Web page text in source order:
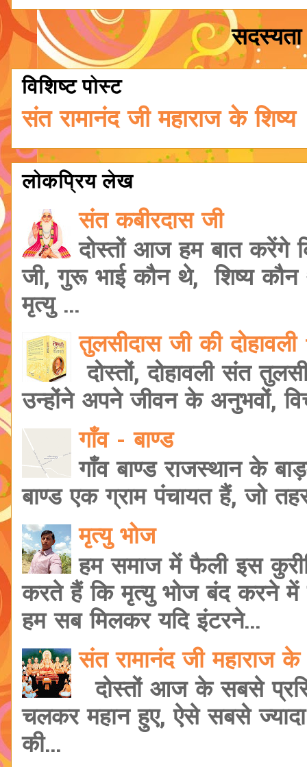
विशिष्ट पोस्ट
संत रामानंद जी महाराज के शिष्य
लोकप्रिय लेख
संत कबीरदास जी
दोस्तों आज हम बात
जी, गुरू भाई कौन थे, शिष्य
मृत्यु ...
तुलसीदास जी की
दोस्तों, दोहावली संत
उन्होंने अपने जीवन के अनुभवों,
गाँव - बाण्ड
गाँव बाण्ड राजस्थान के
बाण्ड एक ग्राम पंचायत हैं, जो
मृत्यु भोज
हम समाज में फैली इस
करते हैं कि मृत्यु भोज बंद करने में
हम सब मिलकर यदि इंटरने...
संत रामानंद जी महाराज के
दोस्तों आज के सबसे
चलकर महान हुए, ऐसे सबसे
की...